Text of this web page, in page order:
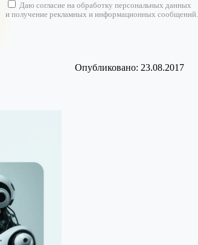
Даю согласие на обработку персональных данных
и получение рекламных и информационных сообщений.
Опубликовано: 23.08.2017